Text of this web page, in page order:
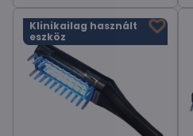
Klinikailag használt
eszköz